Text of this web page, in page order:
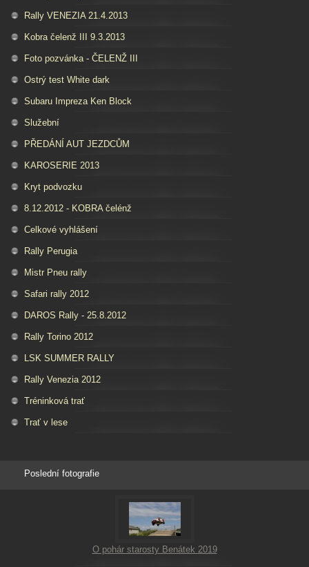
Rally VENEZIA 21.4.2013
Kobra čelenž III 9.3.2013
Foto pozvánka - ČELENŽ III
Ostrý test White dark
Subaru Impreza Ken Block
Služební
PŘEDÁNÍ AUT JEZDCŮM
KAROSERIE 2013
Kryt podvozku
8.12.2012 - KOBRA čelénž
Celkové vyhlášení
Rally Perugia
Mistr Pneu rally
Safari rally 2012
DAROS Rally - 25.8.2012
Rally Torino 2012
LSK SUMMER RALLY
Rally Venezia 2012
Tréninková trať
Trať v lese
Poslední fotografie
O pohár starosty Benátek 2019